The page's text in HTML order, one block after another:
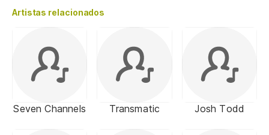
Artistas relacionados
Seven Channels Transmatic Josh Todd